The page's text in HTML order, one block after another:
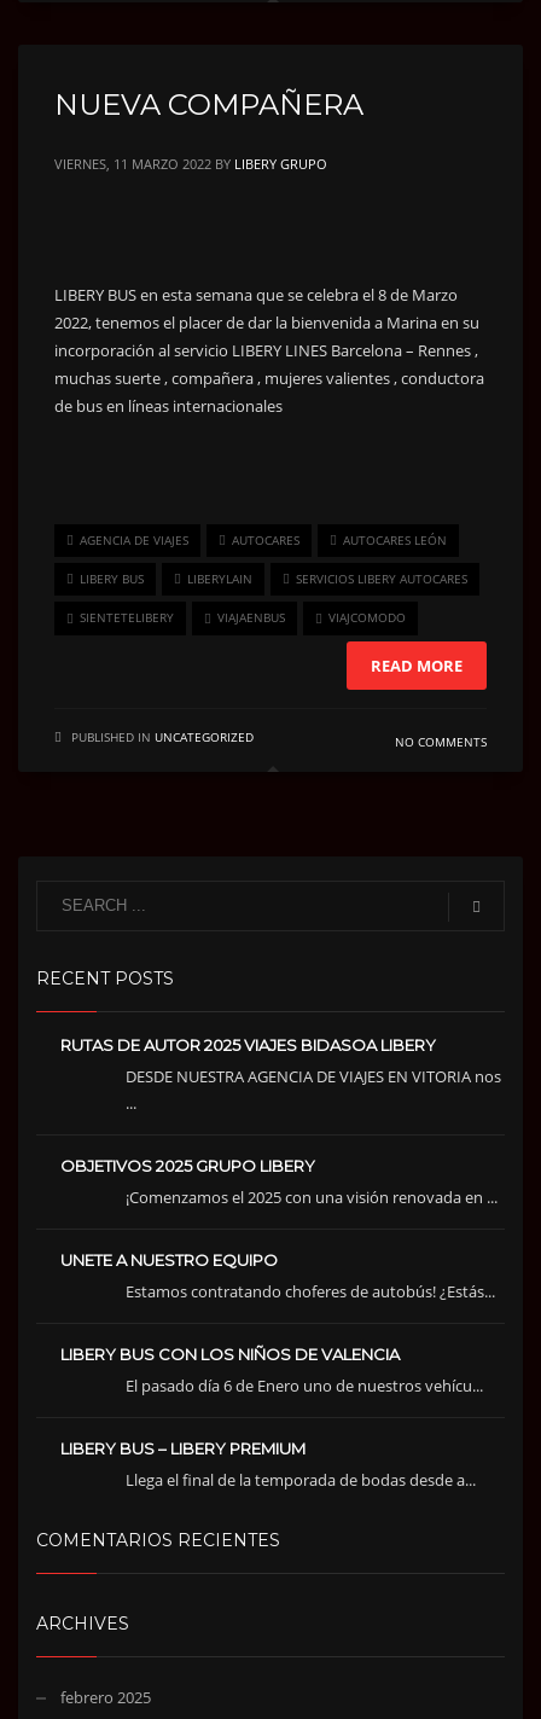
NUEVA COMPAÑERA
VIERNES, 11 MARZO 2022 BY LIBERY GRUPO
LIBERY BUS en esta semana que se celebra el 8 de Marzo
2022, tenemos el placer de dar la bienvenida a Marina en su
incorporación al servicio LIBERY LINES Barcelona – Rennes ,
muchas suerte , compañera , mujeres valientes , conductora
de bus en líneas internacionales
AGENCIA DE VIAJES AUTOCARES AUTOCARES LEÓN
LIBERY BUS LIBERYLAIN SERVICIOS LIBERY AUTOCARES
SIENTETELIBERY VIAJAENBUS VIAJCOMODO
READ MORE
PUBLISHED IN UNCATEGORIZED NO COMMENTS
RECENT POSTS
RUTAS DE AUTOR 2025 VIAJES BIDASOA LIBERY
DESDE NUESTRA AGENCIA DE VIAJES EN VITORIA nos
...
OBJETIVOS 2025 GRUPO LIBERY
¡Comenzamos el 2025 con una visión renovada en ...
UNETE A NUESTRO EQUIPO
Estamos contratando choferes de autobús! ¿Estás...
LIBERY BUS CON LOS NIÑOS DE VALENCIA
El pasado día 6 de Enero uno de nuestros vehícu...
LIBERY BUS – LIBERY PREMIUM
Llega el final de la temporada de bodas desde a...
COMENTARIOS RECIENTES
ARCHIVES
febrero 2025